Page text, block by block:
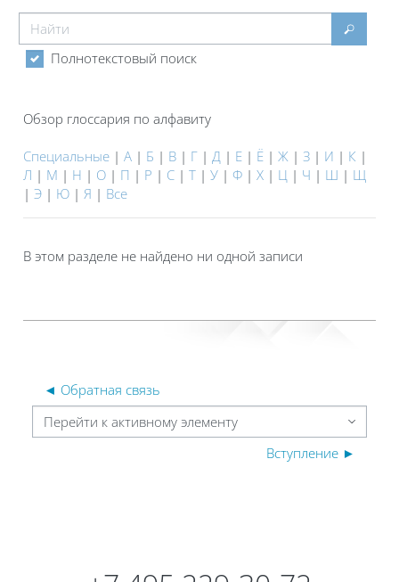
Найти
Найти
Полнотекстовый поиск
Обзор глоссария по алфавиту
Специальные | А | Б | В | Г | Д | Е | Ё | Ж | З | И | К |
Л | М | Н | О | П | Р | С | Т | У | Ф | Х | Ц | Ч | Ш | Щ
| Э | Ю | Я | Все
В этом разделе не найдено ни одной записи
◄ Обратная связь
Перейти к активному элементу
Вступление ►